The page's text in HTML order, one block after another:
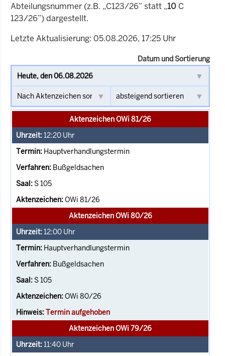
Abteilungsnummer (z.B. „C123/26” statt „10 C
123/26”) dargestellt.
Letzte Aktualisierung: 05.08.2026, 17:25 Uhr
Datum und Sortierung
Aktenzeichen OWi 81/26
12:20 Uhr
Hauptverhandlungstermin
Bußgeldsachen
S 105
OWi 81/26
Aktenzeichen OWi 80/26
12:00 Uhr
Hauptverhandlungstermin
Bußgeldsachen
S 105
OWi 80/26
Termin aufgehoben
Aktenzeichen OWi 79/26
11:40 Uhr